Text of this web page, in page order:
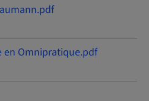
en Omnipratique.pdf